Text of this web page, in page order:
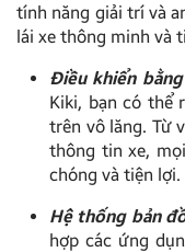
tính năng giải trí và
lái xe thông minh và
Điều khiển
Kiki, bạn có thể
trên vô lăng. Từ
thông tin xe,
chóng và tiện lợi.
Hệ thống bản
hợp các ứng